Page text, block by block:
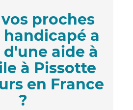
proches
handicapé a
aide à
à Pissotte
en France
?